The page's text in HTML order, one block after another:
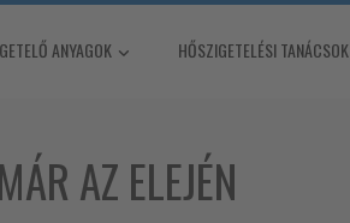
ANYAGOK HŐSZIGETELÉSI TANÁCSOK
AZ ELEJÉN